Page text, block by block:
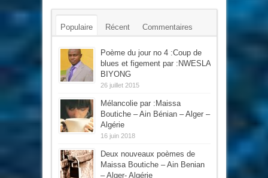
Populaire Récent Commentaires
Mots-clés
Poème du jour no 4 :Coup de
blues et figement par :NWESLA
BIYONG
26 juillet 2015
Mélancolie par :Maissa
Boutiche – Ain Bénian – Alger –
Algérie
16 juin 2018
Deux nouveaux poèmes de
Maissa Boutiche – Ain Benian
– Alger- Algérie